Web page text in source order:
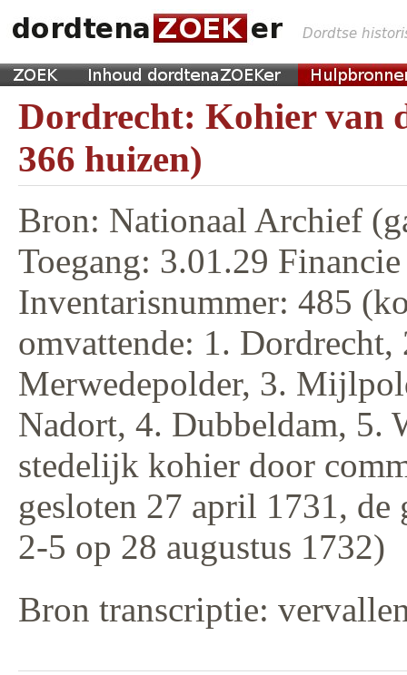
Dordrecht: Kohier van
366 huizen)
Bron: Nationaal Archief
Toegang: 3.01.29
Inventarisnummer: 485
omvattende: 1. Dordrecht,
Merwedepolder, 3.
Nadort, 4. Dubbeldam, 5.
stedelijk kohier door
gesloten 27 april 1731, de
2-5 op 28 augustus 1732)
Bron transcriptie: